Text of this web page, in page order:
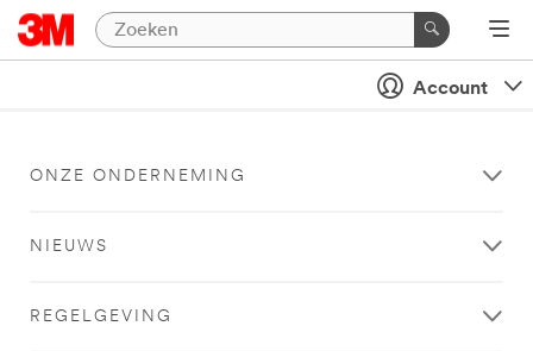
Account
ONZE ONDERNEMING
NIEUWS
REGELGEVING